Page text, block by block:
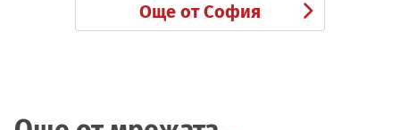
Още от София